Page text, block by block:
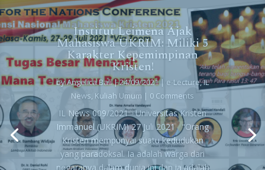
Institut Leimena Ajak
Mahasiswa UKRIM: Miliki 5
Karakter Kepemimpinan
Kristen!
byAngelica Bali|24/09/2021| e-Lecture,IL
News, Kuliah Umum | 0 Comments
IL News 009/2021 Universitas Kristen
Immanuel (UKRIM) 27 Juli 2021 “Orang
Kristen mempunyai suatu kedudukan
yang paradoksal. Ia adalah warga dari
negaranya dalam dunia ini dan ia adalah
Angelica Bali 18/10/2020 e-Lecture IL
News
Kerjasama Pendidikan